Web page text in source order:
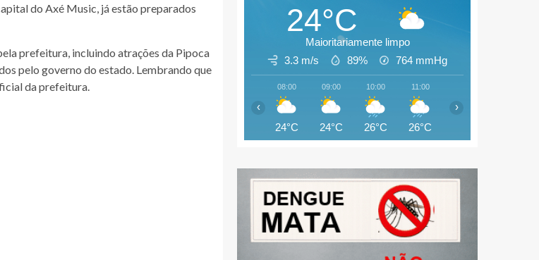
do Axé Music, já estão preparados
prefeitura, incluindo atrações da Pipoca
pelo governo do estado. Lembrando que
da prefeitura.
24°C
Maioritariamente limpo
3.3 m/s
89% 764 mmHg
08:00
24°C
09:00
24°C
10:00
26°C
11:00
26°C
‹ ›